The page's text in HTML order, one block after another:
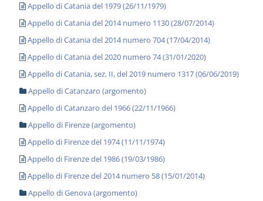
Appello di Catania del 1979 (26/11/1979)
Appello di Catania del 2014 numero 1130 (28/07/2014)
Appello di Catania del 2014 numero 704 (17/04/2014)
Appello di Catania del 2020 numero 74 (31/01/2020)
Appello di Catania, sez. II, del 2019 numero 1317 (06/06/2019)
Appello di Catanzaro (argomento)
Appello di Catanzaro del 1966 (22/11/1966)
Appello di Firenze (argomento)
Appello di Firenze del 1974 (11/11/1974)
Appello di Firenze del 1986 (19/03/1986)
Appello di Firenze del 2014 numero 58 (15/01/2014)
Appello di Genova (argomento)